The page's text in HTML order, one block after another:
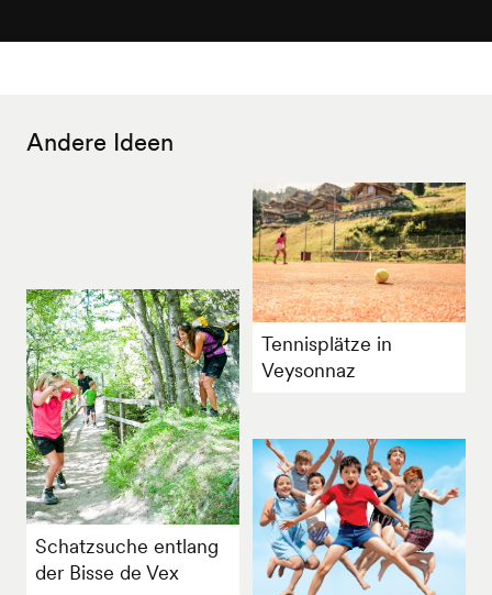
Andere Ideen
Tennisplätze in
Veysonnaz
Schatzsuche entlang
der Bisse de Vex